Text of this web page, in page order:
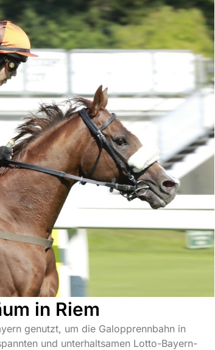
in Riem
genutzt, um die Galopprennbahn in
und unterhaltsamen Lotto-Bayern-